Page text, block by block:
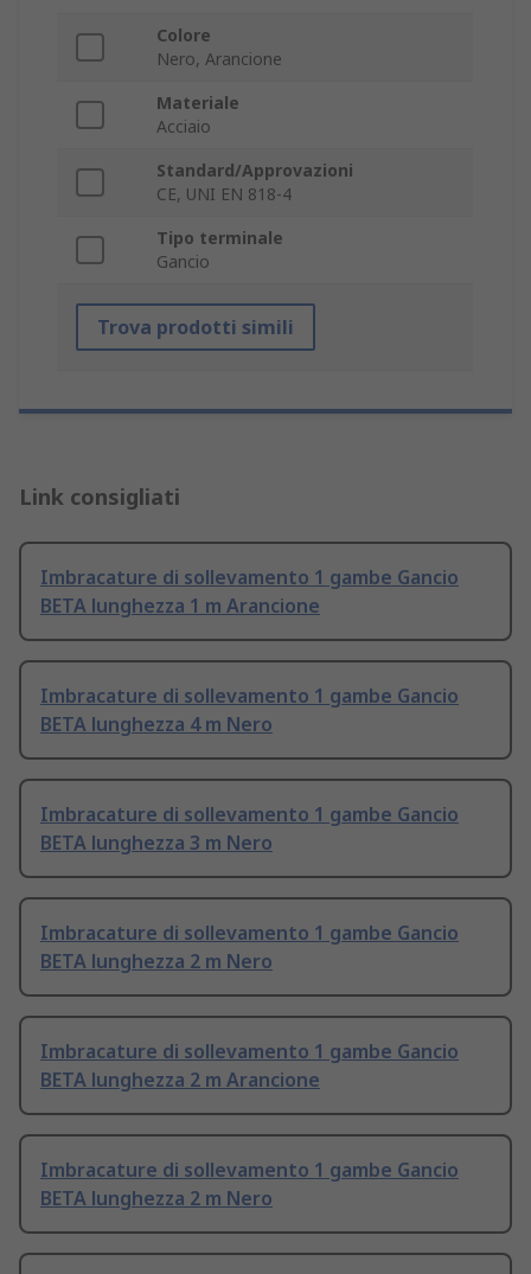
Colore
Nero, Arancione
Materiale
Acciaio
Standard/Approvazioni
CE, UNI EN 818-4
Tipo terminale
Gancio
Trova prodotti simili
Link consigliati
Imbracature di sollevamento 1 gambe Gancio
BETA lunghezza 1 m Arancione
Imbracature di sollevamento 1 gambe Gancio
BETA lunghezza 4 m Nero
Imbracature di sollevamento 1 gambe Gancio
BETA lunghezza 3 m Nero
Imbracature di sollevamento 1 gambe Gancio
BETA lunghezza 2 m Nero
Imbracature di sollevamento 1 gambe Gancio
BETA lunghezza 2 m Arancione
Imbracature di sollevamento 1 gambe Gancio
BETA lunghezza 2 m Nero